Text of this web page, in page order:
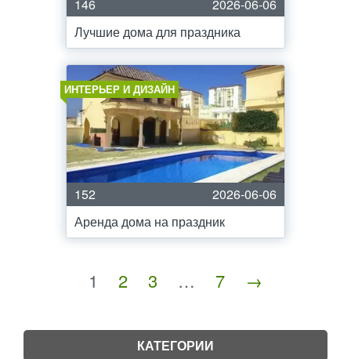
146
2026-06-06
Лучшие дома для праздника
ИНТЕРЬЕР И ДИЗАЙН
152
2026-06-06
Аренда дома на праздник
1 2 3 … 7 →
КАТЕГОРИИ